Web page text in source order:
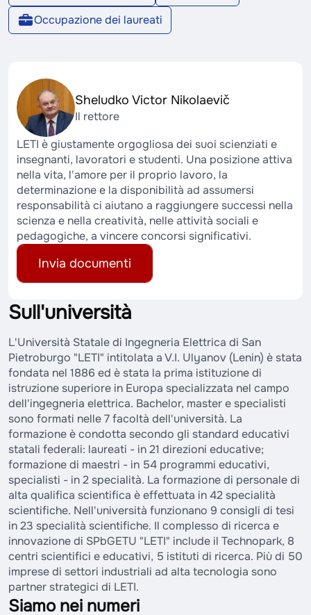
Occupazione dei laureati
Sheludko Victor Nikolaevič
Il rettore
LETI è giustamente orgogliosa dei suoi scienziati e
insegnanti, lavoratori e studenti. Una posizione attiva
nella vita, l'amore per il proprio lavoro, la
determinazione e la disponibilità ad assumersi
responsabilità ci aiutano a raggiungere successi nella
scienza e nella creatività, nelle attività sociali e
pedagogiche, a vincere concorsi significativi.
Invia documenti
Sull'università
L'Università Statale di Ingegneria Elettrica di San
Pietroburgo "LETI" intitolata a V.I. Ulyanov (Lenin) è stata
fondata nel 1886 ed è stata la prima istituzione di
istruzione superiore in Europa specializzata nel campo
dell'ingegneria elettrica. Bachelor, master e specialisti
sono formati nelle 7 facoltà dell'università. La
formazione è condotta secondo gli standard educativi
statali federali: laureati - in 21 direzioni educative;
formazione di maestri - in 54 programmi educativi,
specialisti - in 2 specialità. La formazione di personale di
alta qualifica scientifica è effettuata in 42 specialità
scientifiche. Nell'università funzionano 9 consigli di tesi
in 23 specialità scientifiche. Il complesso di ricerca e
innovazione di SPbGETU "LETI" include il Technopark, 8
centri scientifici e educativi, 5 istituti di ricerca. Più di 50
imprese di settori industriali ad alta tecnologia sono
partner strategici di LETI.
Siamo nei numeri